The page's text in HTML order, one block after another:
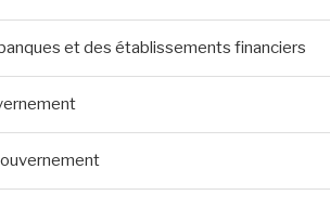
et des établissements financiers